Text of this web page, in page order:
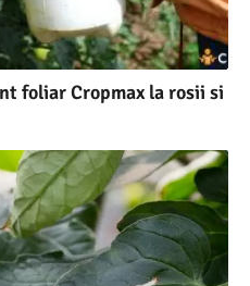
foliar Cropmax la rosii si